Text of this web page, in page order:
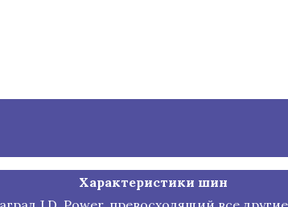
Характеристики шин